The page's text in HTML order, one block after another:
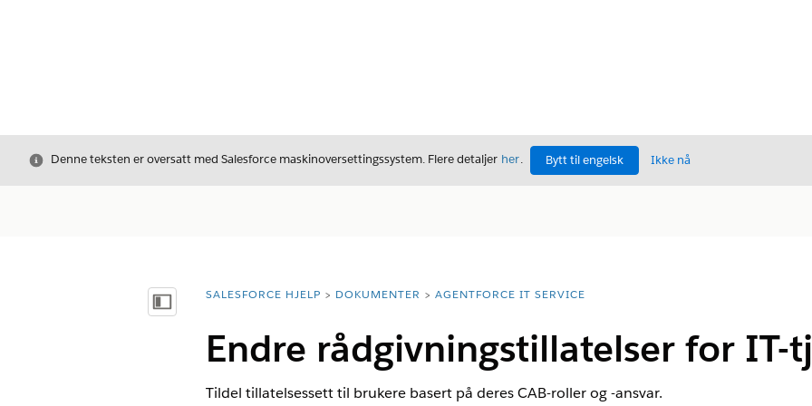
Avslutt
Denne teksten er oversatt med Salesforce maskinoversettingssystem. Flere detaljer her. Bytt til engelsk Ikke nå
Vis innholdsfortegnelse
Du er her:
SALESFORCE HJELP DOKUMENTER AGENTFORCE IT SERVICE
Endre rådgivningstillatelser for IT-
Tildel tillatelsessett til brukere basert på deres CAB-roller og -ansvar.